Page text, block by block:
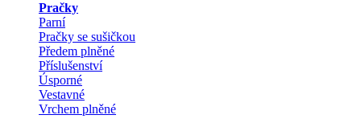
Pračky
Parní
Pračky se sušičkou
Předem plněné
Příslušenství
Úsporné
Vestavné
Vrchem plněné